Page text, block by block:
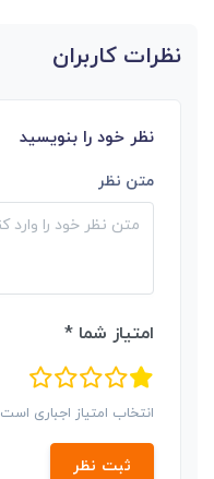
نظرات کاربران
نظر خود را بنویسید
متن نظر
امتیاز شما *
انتخاب امتیاز اجباری است
ثبت نظر